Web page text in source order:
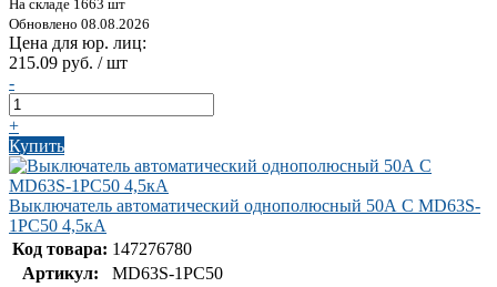
На складе 1663 шт
Обновлено 08.08.2026
Цена для юр. лиц:
215.09 руб. / шт
-
+
Купить
Выключатель автоматический однополюсный 50А C MD63S-
1PC50 4,5кА
Код товара: 147276780
Артикул:
MD63S-1PC50